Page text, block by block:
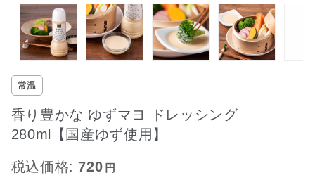
常温
香り豊かな ゆずマヨ ドレッシング
280ml【国産ゆず使用】
税込価格: 720